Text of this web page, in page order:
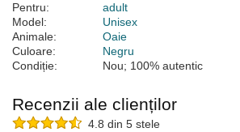
Pentru:
adult
Model:
Unisex
Animale:
Oaie
Culoare:
Negru
Condiție:
Nou; 100% autentic
Recenzii ale clienților
4.8 din 5 stele